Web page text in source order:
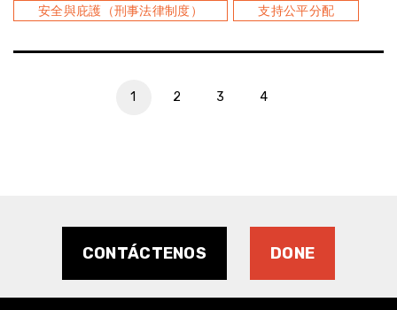
安全與庇護（刑事法律制度） 支持公平分配
1 2 3 4
CONTÁCTENOS DONE